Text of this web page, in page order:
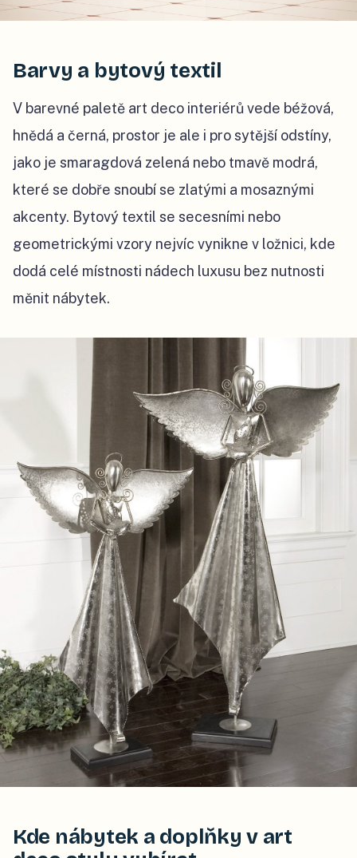
Barvy a bytový textil
V barevné paletě art deco interiérů vede béžová,
hnědá a černá, prostor je ale i pro sytější odstíny,
jako je smaragdová zelená nebo tmavě modrá,
které se dobře snoubí se zlatými a mosaznými
akcenty. Bytový textil se secesními nebo
geometrickými vzory nejvíc vynikne v ložnici, kde
dodá celé místnosti nádech luxusu bez nutnosti
měnit nábytek.
Kde nábytek a doplňky v art